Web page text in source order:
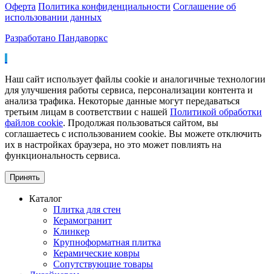
Оферта Политика конфиденциальности Соглашение об
использовании данных
Разработано Пандаворкс
Наш сайт использует файлы cookie и аналогичные технологии
для улучшения работы сервиса, персонализации контента и
анализа трафика. Некоторые данные могут передаваться
третьим лицам в соответствии с нашей Политикой обработки
файлов cookie. Продолжая пользоваться сайтом, вы
соглашаетесь с использованием cookie. Вы можете отключить
их в настройках браузера, но это может повлиять на
функциональность сервиса.
Принять
Каталог
Плитка для стен
Керамогранит
Клинкер
Крупноформатная плитка
Керамические ковры
Сопутствующие товары